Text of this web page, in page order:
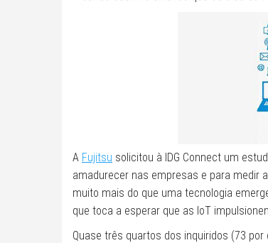
A Fujitsu solicitou à IDG Connect um
amadurecer nas empresas e para medir
muito mais do que uma tecnologia
que toca a esperar que as IoT
Quase três quartos dos inquiridos (73